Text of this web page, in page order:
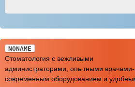
NONAME
Стоматология с вежливыми
администраторами, опытными врачами-
современным оборудованием и